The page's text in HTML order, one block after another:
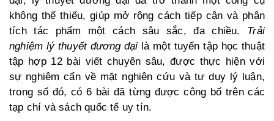
không thể thiếu, giúp mở rộng cách tiếp cận và phân
tích tác phẩm một cách sâu sắc, đa chiều. Trải
nghiệm lý thuyết đương đại là một tuyển tập học thuật
tập hợp 12 bài viết chuyên sâu, được thực hiện với
sự nghiêm cẩn về mặt nghiên cứu và tư duy lý luận,
trong số đó, có 6 bài đã từng được công bố trên các
tạp chí và sách quốc tế uy tín.